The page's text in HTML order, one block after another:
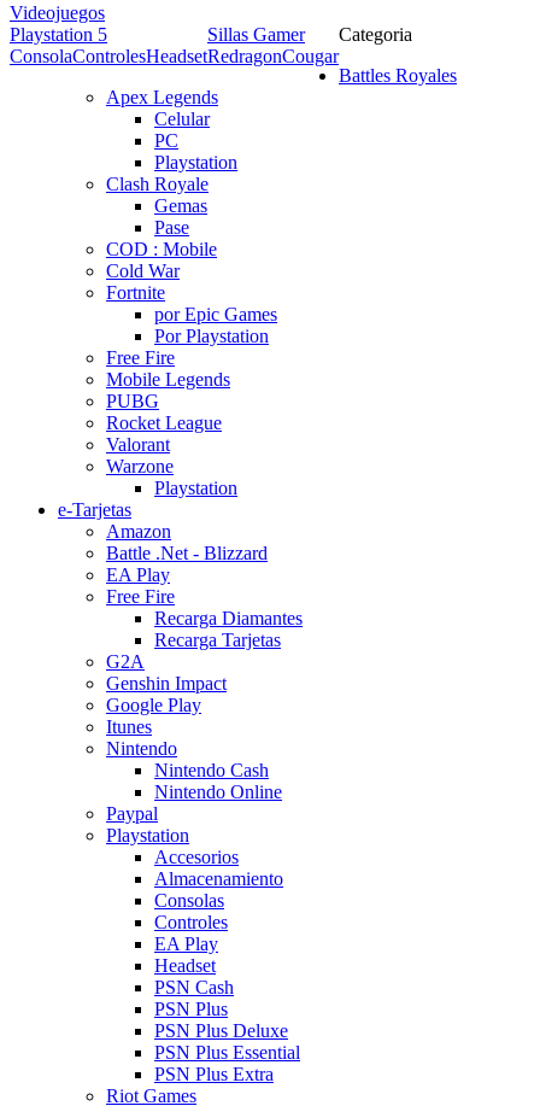
Videojuegos
Playstation 5
ConsolaControlesHeadset
Sillas Gamer
RedragonCougar
Categoria
Battles Royales
Apex Legends
Celular
PC
Playstation
Clash Royale
Gemas
Pase
COD : Mobile
Cold War
Fortnite
por Epic Games
Por Playstation
Free Fire
Mobile Legends
PUBG
Rocket League
Valorant
Warzone
Playstation
e-Tarjetas
Amazon
Battle .Net - Blizzard
EA Play
Free Fire
Recarga Diamantes
Recarga Tarjetas
G2A
Genshin Impact
Google Play
Itunes
Nintendo
Nintendo Cash
Nintendo Online
Paypal
Playstation
Accesorios
Almacenamiento
Consolas
Controles
EA Play
Headset
PSN Cash
PSN Plus
PSN Plus Deluxe
PSN Plus Essential
PSN Plus Extra
Riot Games